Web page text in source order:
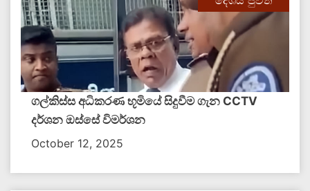
ගල්කිස්ස අධිකරණ භූමියේ සිදුවීම ගැන CCTV
දර්ශන ඔස්සේ විමර්ශන
October 12, 2025